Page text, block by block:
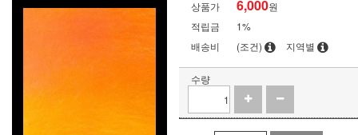
상품가 6,000원
적립금
1%
배송비
(조건) 지역별
수량